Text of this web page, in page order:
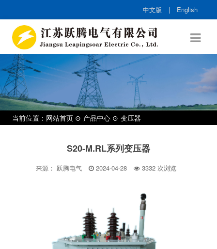
中文版 | English
当前位置： 网站首页 产品中心 变压器
S20-M.RL系列变压器
来源： 跃腾电气 2024-04-28 3332 次浏览